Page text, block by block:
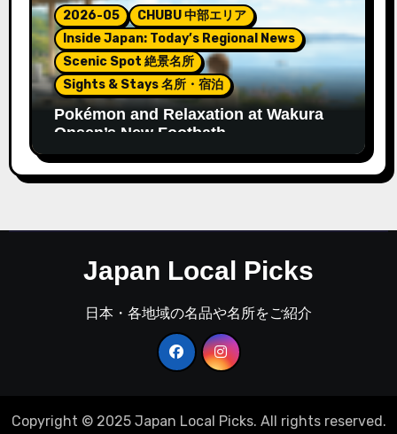
2026-05
CHUBU 中部エリア
Inside Japan: Today’s Regional News
Scenic Spot 絶景名所
Sights & Stays 名所・宿泊
Pokémon and Relaxation at Wakura
Onsen’s New Footbath
Japan Local Picks
日本・各地域の名品や名所をご紹介
Copyright © 2025 Japan Local Picks. All rights reserved.